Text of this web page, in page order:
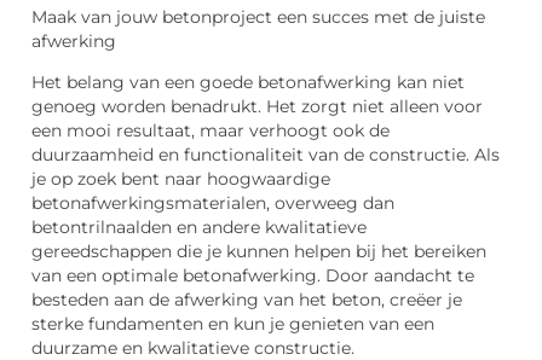
Maak van jouw betonproject een succes met de juiste
afwerking
Het belang van een goede betonafwerking kan niet
genoeg worden benadrukt. Het zorgt niet alleen voor
een mooi resultaat, maar verhoogt ook de
duurzaamheid en functionaliteit van de constructie. Als
je op zoek bent naar hoogwaardige
betonafwerkingsmaterialen, overweeg dan
betontrilnaalden en andere kwalitatieve
gereedschappen die je kunnen helpen bij het bereiken
van een optimale betonafwerking. Door aandacht te
besteden aan de afwerking van het beton, creëer je
sterke fundamenten en kun je genieten van een
duurzame en kwalitatieve constructie.